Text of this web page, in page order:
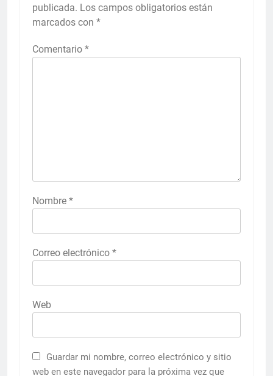
publicada. Los campos obligatorios están
marcados con *
Comentario *
Nombre *
Correo electrónico *
Web
Guardar mi nombre, correo electrónico y sitio
web en este navegador para la próxima vez que